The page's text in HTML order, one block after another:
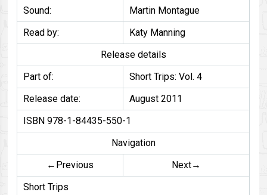
Sound:
Martin Montague
Read by:
Katy Manning
Release details
Part of:
Short Trips: Vol. 4
Release date:
August 2011
ISBN 978-1-84435-550-1
Navigation
←Previous
Next→
Short Trips